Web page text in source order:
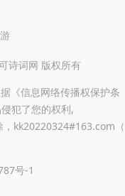
诗词网 版权所有
《信息网络传播权保护条
犯了您的权利,
，kk20220324#163.com
号-1